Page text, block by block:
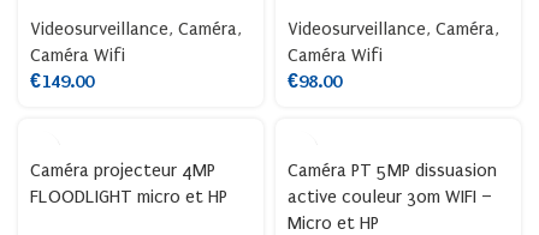
Videosurveillance, Caméra,
Caméra Wifi
€149.00
Videosurveillance, Caméra,
Caméra Wifi
€98.00
Caméra projecteur 4MP
FLOODLIGHT micro et HP
Caméra PT 5MP dissuasion
active couleur 30m WIFI –
Micro et HP